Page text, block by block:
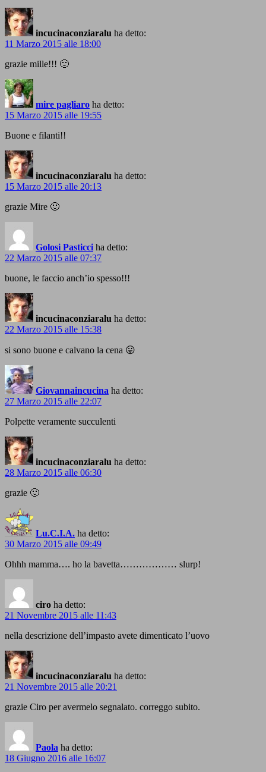
incucinaconziaralu ha detto:
11 Marzo 2015 alle 18:00
grazie mille!!! 🙂
mire pagliaro ha detto:
15 Marzo 2015 alle 19:55
Buone e filanti!!
incucinaconziaralu ha detto:
15 Marzo 2015 alle 20:13
grazie Mire 🙂
Golosi Pasticci ha detto:
22 Marzo 2015 alle 07:37
buone, le faccio anch’io spesso!!!
incucinaconziaralu ha detto:
22 Marzo 2015 alle 15:38
si sono buone e calvano la cena 😛
Giovannaincucina ha detto:
27 Marzo 2015 alle 22:07
Polpette veramente succulenti
incucinaconziaralu ha detto:
28 Marzo 2015 alle 06:30
grazie 🙂
Lu.C.I.A. ha detto:
30 Marzo 2015 alle 09:49
Ohhh mamma…. ho la bavetta……………… slurp!
ciro ha detto:
21 Novembre 2015 alle 11:43
nella descrizione dell’impasto avete dimenticato l’uovo
incucinaconziaralu ha detto:
21 Novembre 2015 alle 20:21
grazie Ciro per avermelo segnalato. correggo subito.
Paola ha detto:
18 Giugno 2016 alle 16:07